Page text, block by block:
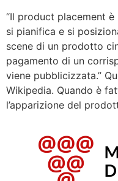
“Il product placement
si pianifica e si
scene di un prodotto
pagamento di un
viene pubblicizzata.”
Wikipedia. Quando è
l’apparizione del